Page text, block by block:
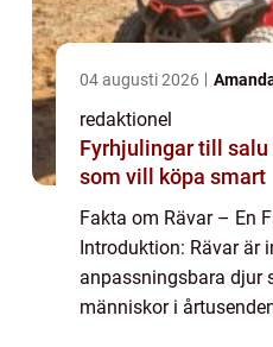
04 augusti 2026
redaktionel
Fyrhjulingar till salu en guide för dig
som vill köpa smart
Fakta om Rävar – En
Introduktion: Rävar är
anpassningsbara djur
människor i